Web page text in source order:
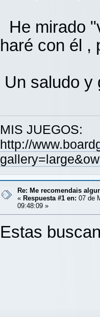
He mirado
haré con él ,
Un saludo y
MIS JUEGOS:
http://
Re: Me recomendais
« Respuesta #1 en: 07 de
09:48:09 »
Estas